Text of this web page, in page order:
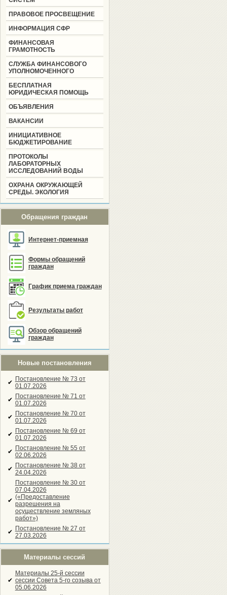
ПРАВОВОЕ ПРОСВЕЩЕНИЕ
ИНФОРМАЦИЯ СФР
ФИНАНСОВАЯ
ГРАМОТНОСТЬ
СЛУЖБА ФИНАНСОВОГО
УПОЛНОМОЧЕННОГО
БЕСПЛАТНАЯ
ЮРИДИЧЕСКАЯ ПОМОЩЬ
ОБЪЯВЛЕНИЯ
ВАКАНСИИ
ИНИЦИАТИВНОЕ
БЮДЖЕТИРОВАНИЕ
ПРОТОКОЛЫ
ЛАБОРАТОРНЫХ
ИССЛЕДОВАНИЙ ВОДЫ
ОХРАНА ОКРУЖАЮЩЕЙ
СРЕДЫ. ЭКОЛОГИЯ
Обращения граждан
Интернет-приемная
Формы обращений
граждан
График приема граждан
Результаты работ
Обзор обращений
граждан
Новые постановления
✔ Постановление № 73 от
01.07.2026
✔ Постановление № 71 от
01.07.2026
✔ Постановление № 70 от
01.07.2026
✔ Постановление № 69 от
01.07.2026
✔ Постановление № 55 от
02.06.2026
✔ Постановление № 38 от
24.04.2026
✔
Постановление № 30 от
07.04.2026
(«Предоставление
разрешения на
осуществление земляных
работ»)
✔ Постановление № 27 от
27.03.2026
Материалы сессий
✔
Материалы 25-й сессии
сессии Совета 5-го созыва от
05.06.2026